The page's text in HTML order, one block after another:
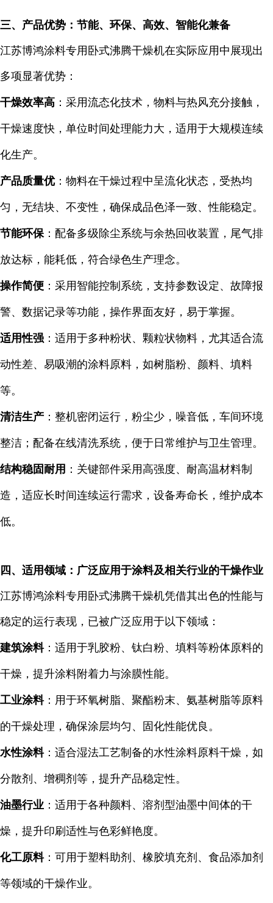
三、产品优势：节能、环保、高效、智能化兼备
江苏博鸿涂料专用卧式沸腾干燥机在实际应用中展现出
多项显著优势：
干燥效率高 ：采用流态化技术，物料与热风充分接触，
干燥速度快，单位时间处理能力大，适用于大规模连续
化生产。
产品质量优：物料在干燥过程中呈流化状态，受热均
匀，无结块、不变性，确保成品色泽一致、性能稳定。
节能环保：配备多级除尘系统与余热回收装置，尾气排
放达标，能耗低，符合绿色生产理念。
操作简便 ：采用智能控制系统，支持参数设定、故障报
警、数据记录等功能，操作界面友好，易于掌握。
适用性强 ：适用于多种粉状、颗粒状物料，尤其适合流
动性差、易吸潮的涂料原料，如树脂粉、颜料、填料
等。
清洁生产 ：整机密闭运行，粉尘少，噪音低，车间环境
整洁；配备在线清洗系统，便于日常维护与卫生管理。
结构稳固耐用 ：关键部件采用高强度、耐高温材料制
造，适应长时间连续运行需求，设备寿命长，维护成本
低。
四、适用领域：广泛应用于涂料及相关行业的干燥作业
江苏博鸿涂料专用卧式沸腾干燥机凭借其出色的性能与
稳定的运行表现，已被广泛应用于以下领域：
建筑涂料：适用于乳胶粉、钛白粉、填料等粉体原料的
干燥，提升涂料附着力与涂膜性能。
工业涂料：用于环氧树脂、聚酯粉末、氨基树脂等原料
的干燥处理，确保涂层均匀、固化性能优良。
水性涂料：适合湿法工艺制备的水性涂料原料干燥，如
分散剂、增稠剂等，提升产品稳定性。
油墨行业 ：适用于各种颜料、溶剂型油墨中间体的干
燥，提升印刷适性与色彩鲜艳度。
化工原料：可用于塑料助剂、橡胶填充剂、食品添加剂
等领域的干燥作业。